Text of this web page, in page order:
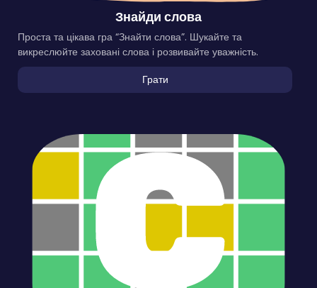
Знайди слова
Проста та цікава гра “Знайти слова”. Шукайте та
викреслюйте заховані слова і розвивайте уважність.
Грати